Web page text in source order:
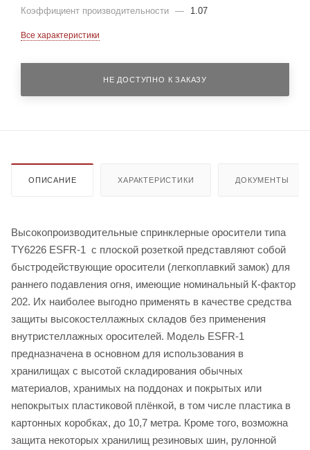
Коэффициент производительности — 1.07
Все характеристики
НЕ ДОСТУПНО К ЗАКАЗУ
ОПИСАНИЕ ХАРАКТЕРИСТИКИ ДОКУМЕНТЫ
Высокопроизводительные спринклерные оросители типа
TY6226 ESFR-1 с плоской розеткой представляют собой
быстродействующие оросители (легкоплавкий замок) для
раннего подавления огня, имеющие номинальный К-фактор
202. Их наиболее выгодно применять в качестве средства
защиты высокостеллажных складов без применения
внутристеллажных оросителей. Модель ESFR-1
предназначена в основном для использования в
хранилищах с высотой складирования обычных
материалов, хранимых на поддонах и покрытых или
непокрытых пластиковой плёнкой, в том числе пластика в
картонных коробках, до 10,7 метра. Кроме того, возможна
защита некоторых хранилищ резиновых шин, рулонной